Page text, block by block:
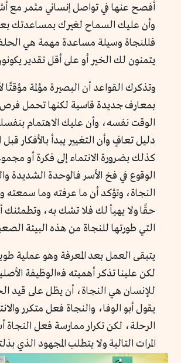
أفصح عنها في تواصل إنساني مثمر مع
وأن عليك السماح لغيرك بمساعدتك
فللنجاة وسيلة مساعدة مهمة هي
يتمنون لك الخير أو على أقل تقدير
وتذكرك القواعد أن البصيرة مؤلمة مؤقتًا
بمعارف جديدة قاسية لكنها تحمل فرص
الوقت نفسه، وأن عليك الاهتمام
دليل تعافٍ وأن التغيير يبدأ بالأفكار
كذلك بضرورة الانتماء إلى فكرة أو
الوقوع في فخ الأسر فالوحدة الشديدة
النجاة، وتؤكد أن ما عرفته وما سمعته
حقًا ولا يهيأ لك فلا تشك به، وتطمئنك
التي طورتها للنجاة من هذه البيئة
يتبقى العمل بعد المعرفة وهو عملية
لكن علينا تذكر أهميته فـ«الوظيفة
للإنسان هي النجاة، أن يظل على قيد
يقول أبو الوفا، والنجاة فعل متكرر
الرحلة، لكن تكرار ممارسة فعل النجاة
المرات التالية ولا يتطلب المجهود الذي